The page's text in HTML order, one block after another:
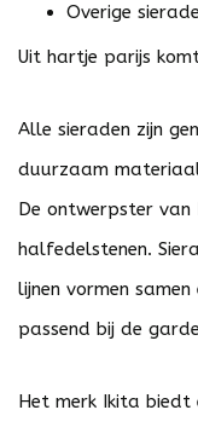
Overige
Uit hartje parijs
Alle sieraden zijn
duurzaam
De ontwerpster van
halfedelstenen.
lijnen vormen
passend bij de
Het merk Ikita biedt